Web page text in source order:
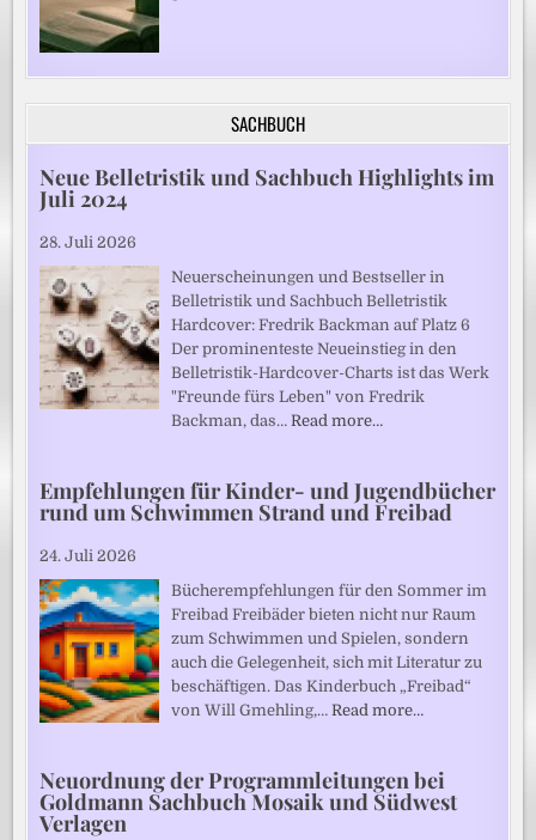
SACHBUCH
Neue Belletristik und Sachbuch Highlights im
Juli 2024
28. Juli 2026
Neuerscheinungen und Bestseller in
Belletristik und Sachbuch Belletristik
Hardcover: Fredrik Backman auf Platz 6
Der prominenteste Neueinstieg in den
Belletristik-Hardcover-Charts ist das Werk
"Freunde fürs Leben" von Fredrik
Backman, das…Read more…
Empfehlungen für Kinder- und Jugendbücher
rund um Schwimmen Strand und Freibad
24. Juli 2026
Bücherempfehlungen für den Sommer im
Freibad Freibäder bieten nicht nur Raum
zum Schwimmen und Spielen, sondern
auch die Gelegenheit, sich mit Literatur zu
beschäftigen. Das Kinderbuch „Freibad“
von Will Gmehling,…Read more…
Neuordnung der Programmleitungen bei
Goldmann Sachbuch Mosaik und Südwest
Verlagen